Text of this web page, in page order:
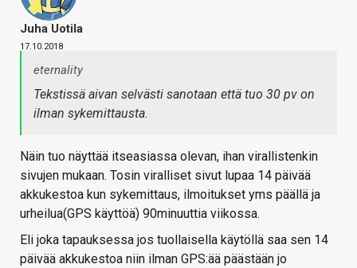
Juha Uotila
17.10.2018
eternality
Tekstissä aivan selvästi sanotaan että tuo 30 pv on
ilman sykemittausta.
Näin tuo näyttää itseasiassa olevan, ihan virallistenkin
sivujen mukaan. Tosin viralliset sivut lupaa 14 päivää
akkukestoa kun sykemittaus, ilmoitukset yms päällä ja
urheilua(GPS käyttöä) 90minuuttia viikossa.
Eli joka tapauksessa jos tuollaisella käytöllä saa sen 14
päivää akkukestoa niin ilman GPS:ää päästään jo